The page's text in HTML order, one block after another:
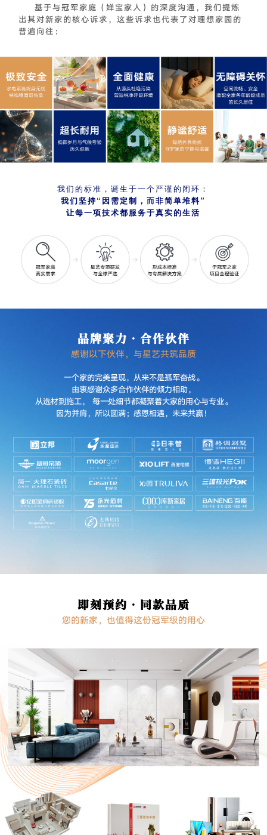
基于与冠军家庭（婵宝家人）的深度沟通，我们提炼
出其对新家的核心诉求，这些诉求也代表了对理想家园的
普遍向往：
我们的标准，诞生于一个严谨的闭环：
我们坚持“因需定制，而非简单堆料”
让每一项技术都服务于真实的生活
品牌聚力·合作伙伴
感谢以下伙伴，与星艺共筑品质
一个家的完美呈现，从来不是孤军奋战。
由衷感谢众多合作伙伴的倾力相助，
从选材到施工， 每一处细节都凝聚着大家的用心与专业。
因为并肩，所以圆满；感恩相遇，未来共赢！
即刻预约·同款品质
您的新家，也值得这份冠军级的用心